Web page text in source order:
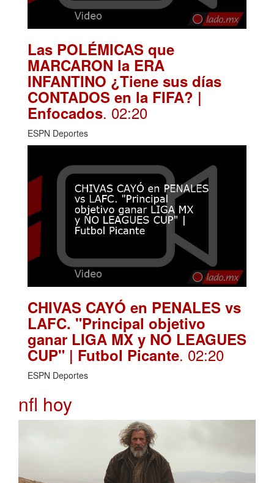
Las POLÉMICAS que
MARCARON la ERA
INFANTINO ¿Tiene sus días
CONTADOS en la FIFA? |
Enfocados. 02:20
ESPN Deportes
CHIVAS CAYÓ en PENALES vs
LAFC. "Principal objetivo
ganar LIGA MX y NO LEAGUES
CUP" | Futbol Picante. 02:20
ESPN Deportes
nfl hoy